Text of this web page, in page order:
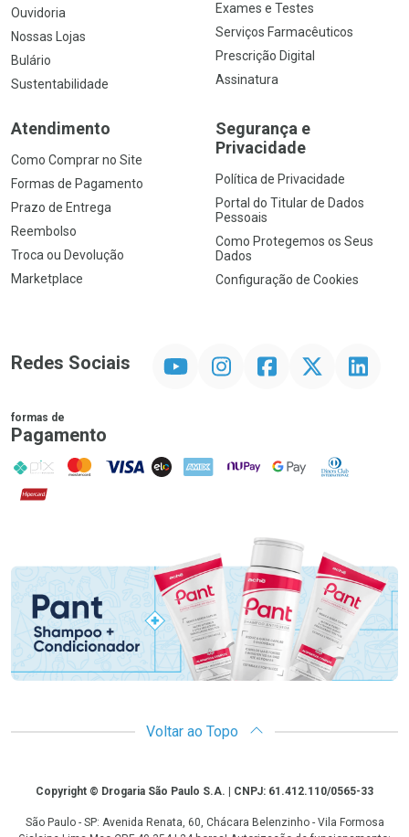
Ouvidoria
Nossas Lojas
Bulário
Sustentabilidade
Exames e Testes
Serviços Farmacêuticos
Prescrição Digital
Assinatura
Atendimento
Como Comprar no Site
Formas de Pagamento
Prazo de Entrega
Reembolso
Troca ou Devolução
Marketplace
Segurança e
Privacidade
Política de Privacidade
Portal do Titular de Dados
Pessoais
Como Protegemos os Seus
Dados
Configuração de Cookies
Redes Sociais InstagramFacebookTwitter Linkedin
formas de
Pagamento
PIX MasterCard
VISA ELO AMEX NuPay Google PayDiners Club
Hipercard
Promoção em Destaque
Voltar ao Topo
CopyrightCopyright © Drogaria São Paulo S.A. | CNPJ: 61.412.110/0565-33
São Paulo - SP: Avenida Renata, 60, Chácara Belenzinho - Vila Formosa